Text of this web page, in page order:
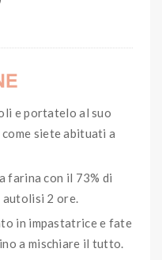
e portatelo al suo
siete abituati a
farina con il 73% di
autolisi 2 ore.
in impastatrice e fate
a mischiare il tutto.